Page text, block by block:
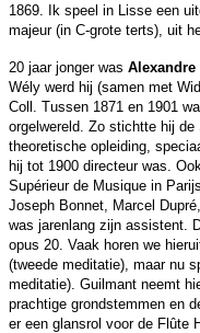
1869. Ik speel in Lisse een
majeur (in C-grote terts), uit
20 jaar jonger was
Wély werd hij (samen met
Coll. Tussen 1871 en 1901
orgelwereld. Zo stichtte hij
theoretische opleiding,
hij tot 1900 directeur was.
Supérieur de Musique in
Joseph Bonnet, Marcel
was jarenlang zijn assistent.
opus 20. Vaak horen we
(tweede meditatie), maar nu
meditatie). Guilmant neemt
prachtige grondstemmen en
er een glansrol voor de Flûte